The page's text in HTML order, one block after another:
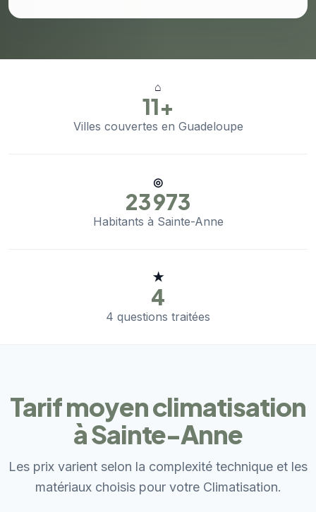
⌂
11+
Villes couvertes en Guadeloupe
◎
23 973
Habitants à Sainte-Anne
★
4
4 questions traitées
Tarif moyen climatisation
à Sainte-Anne
Les prix varient selon la complexité technique et les
matériaux choisis pour votre Climatisation.